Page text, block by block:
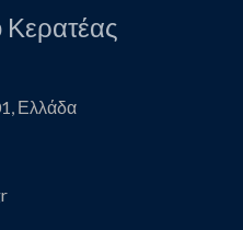
Κερατέας
Ελλάδα